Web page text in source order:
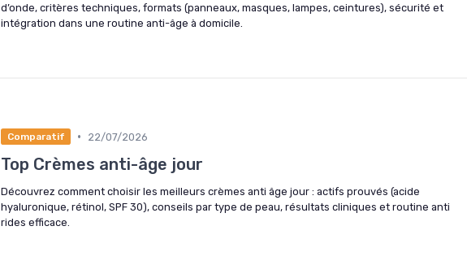
d’onde, critères techniques, formats (panneaux, masques, lampes, ceintures), sécurité et
intégration dans une routine anti-âge à domicile.
Comparatif • 22/07/2026
Top Crèmes anti-âge jour
Découvrez comment choisir les meilleurs crèmes anti âge jour : actifs prouvés (acide
hyaluronique, rétinol, SPF 30), conseils par type de peau, résultats cliniques et routine anti
rides efficace.